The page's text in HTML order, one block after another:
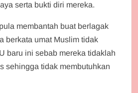
serta bukti diri mereka.
membantah buat berlagak
berkata umat Muslim tidak
baru ini sebab mereka tidaklah
sehingga tidak membutuhkan